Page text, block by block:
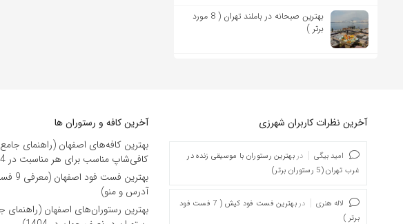
بهترین صبحانه در باملند تهران ( 8 مورد
برتر )
آخرین نظرات کاربران شهرزی
امید بیگی در بهترین رستوران با موسیقی زنده در
غرب تهران (5 رستوران برتر)
لاله هنری در
بهترین فست فود کیش ( 7 فست فود
برتر )
آخرین کافه و رستوران ها
بهترین کافه‌های اصفهان (راهنمای
کافی‌شاپ مناسب برای هر مناسبت در 1404)
بهترین
آدرس و منو)
بهترین رستوران‌های اصفهان (راهنمای